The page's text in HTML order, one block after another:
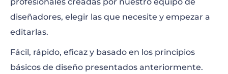
diseñadores, elegir las que necesite y empezar a
editarlas.
Fácil, rápido, eficaz y basado en los principios
básicos de diseño presentados anteriormente.